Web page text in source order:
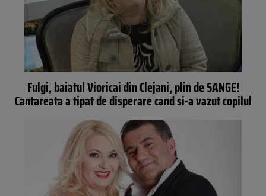
Fulgi, baiatul Vioricai din Clejani, plin de SANGE!
Cantareata a tipat de disperare cand si-a vazut copilul